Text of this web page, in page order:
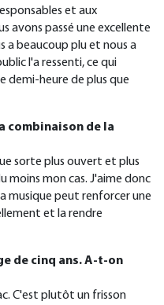
et aux
avons passé une excellente
a beaucoup plu et nous a
l'a ressenti, ce qui
demi-heure de plus que
combinaison de la
sorte plus ouvert et plus
moins mon cas. J'aime donc
musique peut renforcer une
et la rendre
de cinq ans. A-t-on
C'est plutôt un frisson